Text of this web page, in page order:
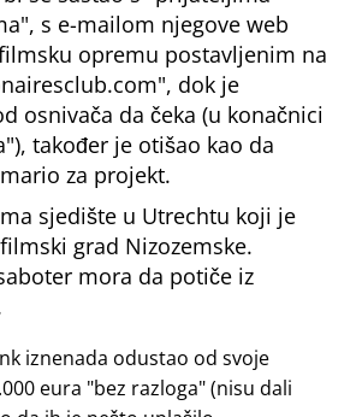
, s e-mailom njegove web
opremu postavljenim na
, dok je
osnivača da čeka (u konačnici
), također je otišao kao da
za projekt.
sjedište u Utrechtu koji je
grad Nizozemske.
mora da potiče iz
iznenada odustao od svoje
eura bez razloga (nisu dali